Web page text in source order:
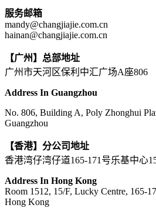
服务邮箱
mandy@changjiajie.com.cn
hainan@changjiajie.com.cn
【广州】总部地址
广州市天河区保利中汇广场A座806
Address In Guangzhou
No. 806, Building A, Poly Zhonghui
Guangzhou
【香港】分公司地址
香港湾仔湾仔道165-171号乐基中心
Address In Hong Kong
Room 1512, 15/F, Lucky Centre, 165-
Hong Kong